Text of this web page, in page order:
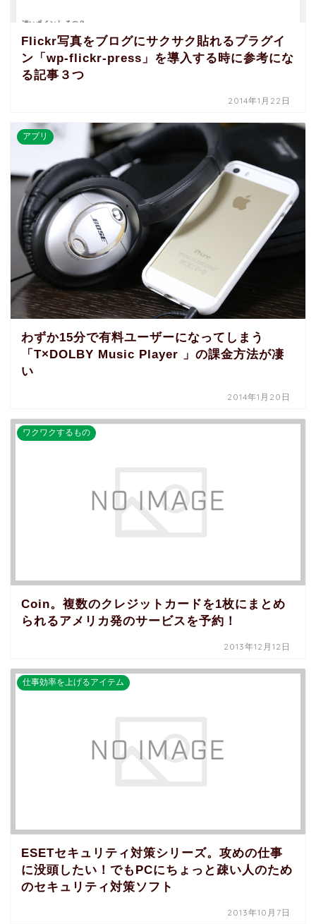
Flickr写真をブログにサクサク貼れるプラグイ
ン「wp-flickr-press」を導入する時に参考にな
る記事３つ
2014年1月22日
アプリ
わずか15分で有料ユーザーになってしまう
「T×DOLBY Music Player 」の課金方法が凄
い
2014年1月20日
ワクワクするもの
Coin。複数のクレジットカードを1枚にまとめ
られるアメリカ発のサービスを予約！
2013年12月12日
仕事効率を上げるアイテム
ESETセキュリティ対策シリーズ。攻めの仕事
に没頭したい！でもPCにちょっと疎い人のため
のセキュリティ対策ソフト
2013年10月7日